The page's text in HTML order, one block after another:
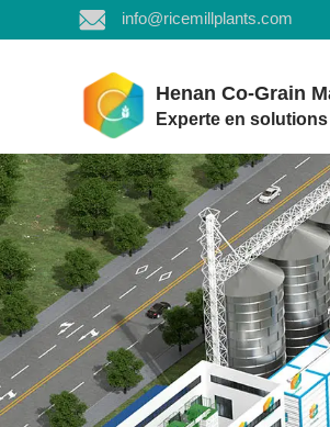
info@ricemillplants.com
Henan Co-Grain
Experte en